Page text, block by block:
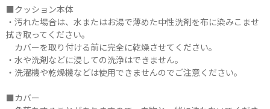
■クッション本体
・汚れた場合は、水またはお湯で薄めた中性洗剤を布に染みこませ
拭き取ってください。
カバーを取り付ける前に完全に乾燥させてください。
・水や洗剤などに浸しての洗浄はできません。
・洗濯機や乾燥機などは使用できませんのでご注意ください。
■カバー